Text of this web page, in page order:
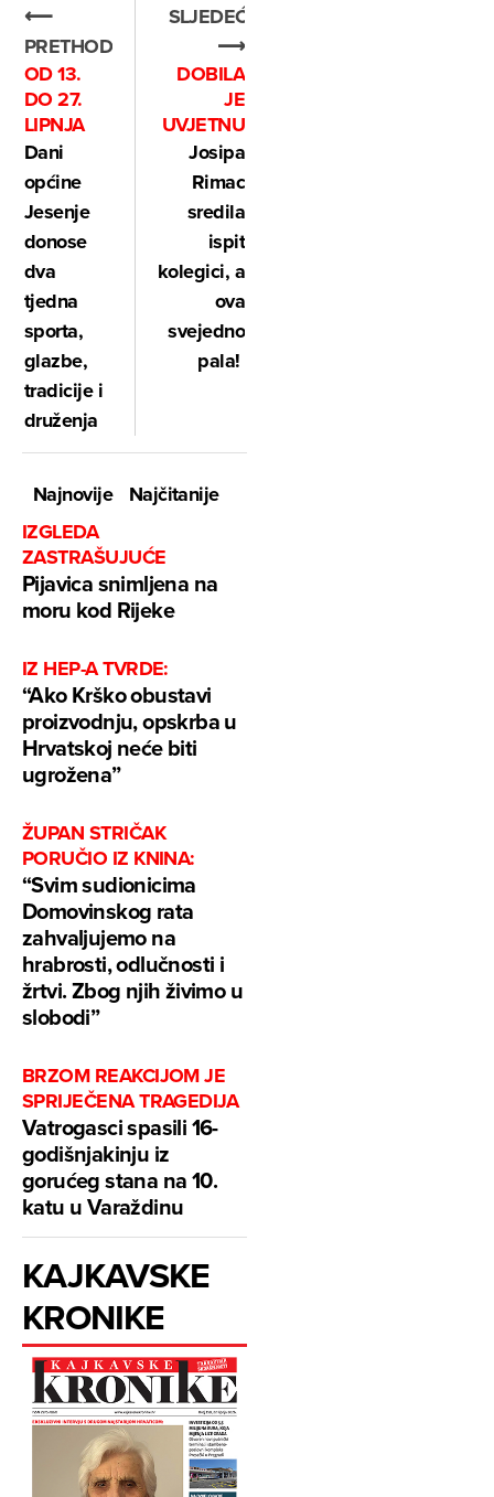
⟵
PRETHODNO
OD 13.
DO 27.
LIPNJA
Dani
općine
Jesenje
donose
dva
tjedna
sporta,
glazbe,
tradicije i
druženja
SLJEDEĆE
⟶
DOBILA
JE
UVJETNU
Josipa
Rimac
sredila
ispit
kolegici, a
ova
svejedno
pala!
Najnovije
Najčitanije
IZGLEDA
ZASTRAŠUJUĆE
Pijavica snimljena na
moru kod Rijeke
IZ HEP-A TVRDE:
“Ako Krško obustavi
proizvodnju, opskrba u
Hrvatskoj neće biti
ugrožena”
ŽUPAN STRIČAK
PORUČIO IZ KNINA:
“Svim sudionicima
Domovinskog rata
zahvaljujemo na
hrabrosti, odlučnosti i
žrtvi. Zbog njih živimo u
slobodi”
BRZOM REAKCIJOM JE
SPRIJEČENA TRAGEDIJA
Vatrogasci spasili 16-
godišnjakinju iz
gorućeg stana na 10.
katu u Varaždinu
KAJKAVSKE
KRONIKE